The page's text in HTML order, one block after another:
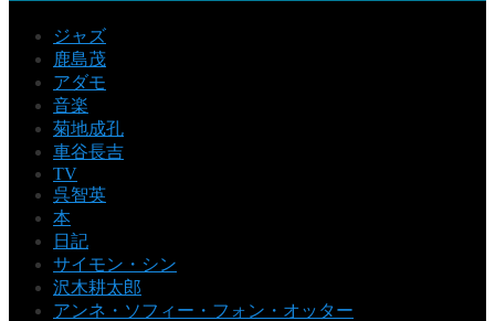
ジャズ
鹿島茂
アダモ
音楽
菊地成孔
車谷長吉
TV
呉智英
本
日記
サイモン・シン
沢木耕太郎
アンネ・ソフィー・フォン・オッター